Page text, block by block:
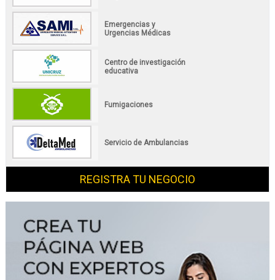
Emergencias y
Urgencias Médicas
Centro de investigación
educativa
Fumigaciones
Servicio de Ambulancias
REGISTRA TU NEGOCIO